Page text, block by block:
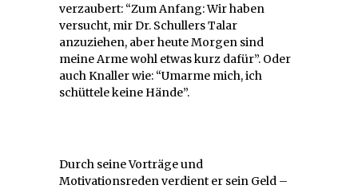
verzaubert: “Zum Anfang: Wir haben
versucht, mir Dr. Schullers Talar
anzuziehen, aber heute Morgen sind
meine Arme wohl etwas kurz dafür”. Oder
auch Knaller wie: “Umarme mich, ich
schüttele keine Hände”.
Durch seine Vorträge und
Motivationsreden verdient er sein Geld –